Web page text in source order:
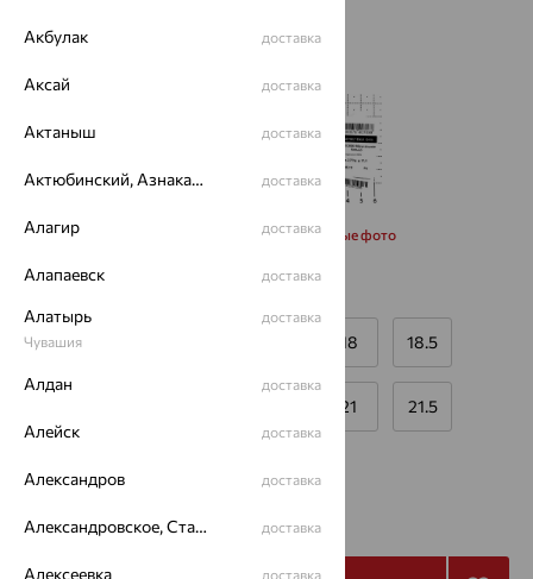
Запросить дополнительные фото
16 18 18.5
21 21.5
от 25 165 69 904₽
Акбулак доставка
Аксай доставка
Актаныш доставка
Актюбинский, Азнакаевский район доставка
Алагир доставка
Алапаевск доставка
Алатырь
Чувашия
доставка
Алдан доставка
Алейск доставка
Александров доставка
Александровское, Ставропольский край доставка
Алексеевка доставка